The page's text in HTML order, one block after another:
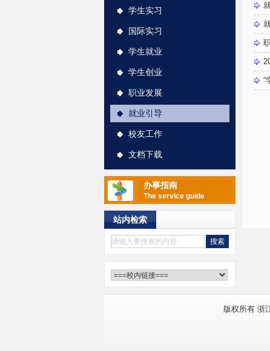
学生实习
国际实习
学生就业
学生创业
职业发展
就业引导
校友工作
文档下载
办事指南
The service guide
站内检索
“
版权所有 浙